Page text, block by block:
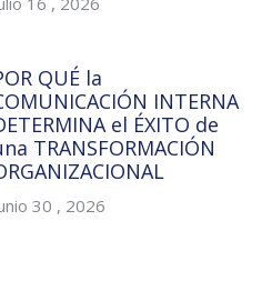
QUÉ la
INTERNA
el ÉXITO de
TRANSFORMACIÓN
30 , 2026